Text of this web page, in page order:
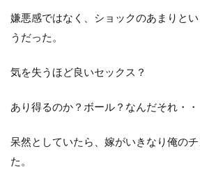
嫌悪感ではなく、ショックのあまりと
うだった。
気を失うほど良いセックス？
あり得るのか？ボール？なんだそれ・・
呆然としていたら、嫁がいきなり俺の
た。